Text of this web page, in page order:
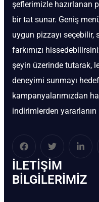
şeflerimizle hazırlanan
bir tat sunar. Geniş
uygun pizzayı seçebilir,
farkımızı
şeyin üzerinde tutarak,
deneyimi sunmayı
kampanyalarımızdan
indirimlerden yararlanın
İLETIŞIM
BİLGILERIMIZ